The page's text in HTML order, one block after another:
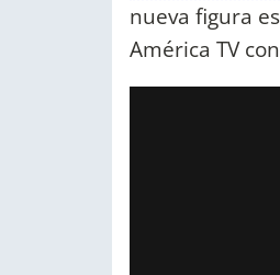
nueva figura
América TV